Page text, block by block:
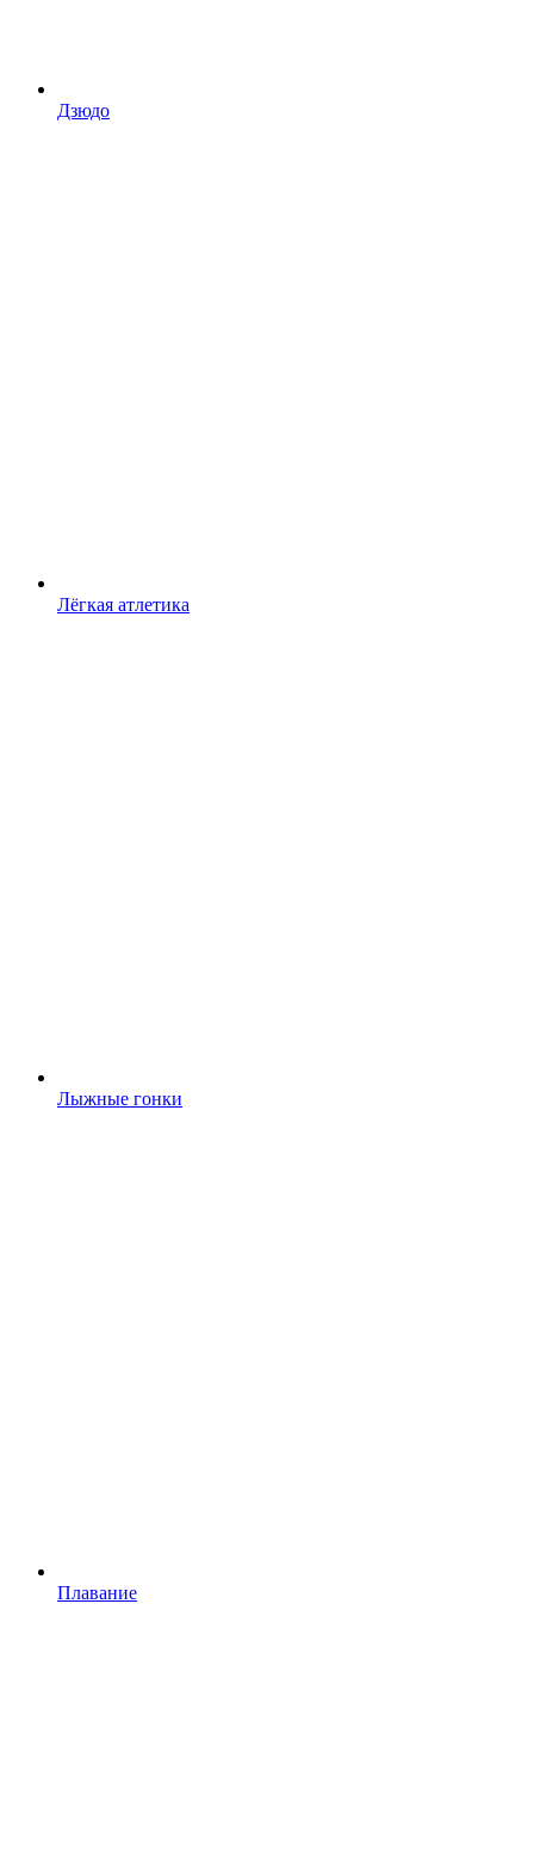
Дзюдо
Лёгкая атлетика
Лыжные гонки
Плавание